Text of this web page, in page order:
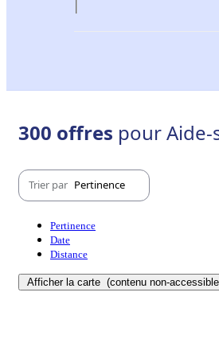
300 offres pour Aide-
Trier par Pertinence
Pertinence
Date
Distance
Afficher la carte (contenu non-